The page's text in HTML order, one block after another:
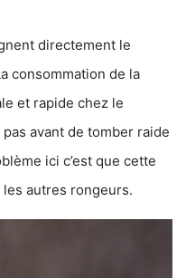
directement le
consommation de la
et rapide chez le
avant de tomber raide
ici c’est que cette
autres rongeurs.